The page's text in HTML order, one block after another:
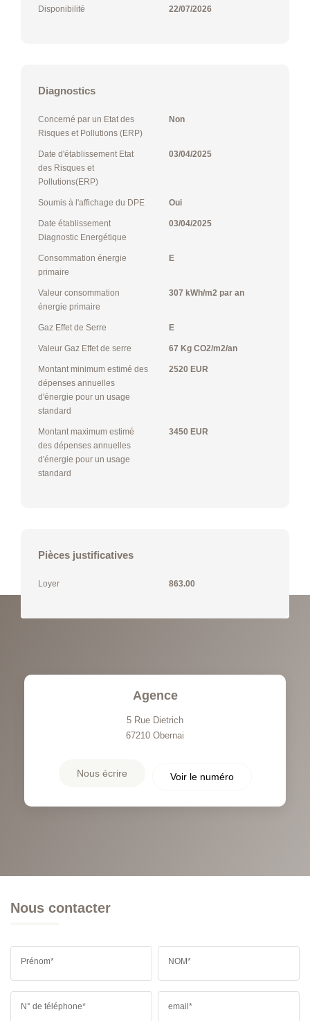
Disponibilité 22/07/2026
Diagnostics
Concerné par un Etat des
Risques et Pollutions (ERP)
Non
Date d'établissement Etat
des Risques et
Pollutions(ERP)
03/04/2025
Soumis à l'affichage du DPE Oui
Date établissement
Diagnostic Energétique
03/04/2025
Consommation énergie
primaire
E
Valeur consommation
énergie primaire
307 kWh/m2 par an
Gaz Effet de Serre E
Valeur Gaz Effet de serre 67 Kg CO2/m2/an
Montant minimum estimé des
dépenses annuelles
d'énergie pour un usage
standard
2520 EUR
Montant maximum estimé
des dépenses annuelles
d'énergie pour un usage
standard
3450 EUR
Pièces justificatives
Loyer 863.00
Agence
5 Rue Dietrich
67210 Obernai
Nous écrire Voir le numéro
Nous contacter
Prénom* NOM*
N° de téléphone* email*